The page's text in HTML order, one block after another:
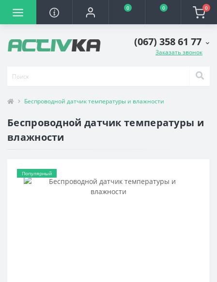
0 0 0
(067) 358 61 77
Заказать звонок
Беспроводной датчик температуры и влажности
Беспроводной датчик температуры и
влажности
Популярный